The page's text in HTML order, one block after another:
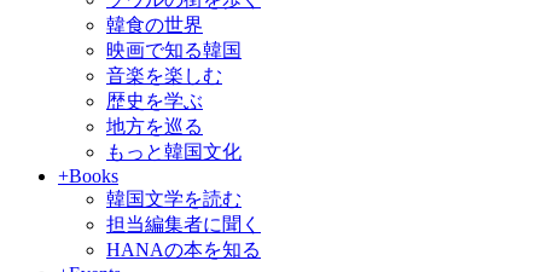
韓食の世界
映画で知る韓国
音楽を楽しむ
歴史を学ぶ
地方を巡る
もっと韓国文化
+Books
韓国文学を読む
担当編集者に聞く
HANAの本を知る